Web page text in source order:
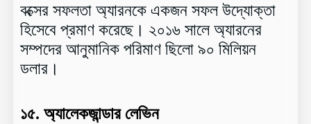
বক্সের সফলতা অ্যারনকে একজন সফল উদ্যোক্তা
হিসেবে প্রমাণ করেছে। ২০১৬ সালে অ্যারনের
সম্পদের আনুমানিক পরিমাণ ছিলো ৯০ মিলিয়ন
ডলার।
১৫.অ্যালেকজান্ডার লেভিন